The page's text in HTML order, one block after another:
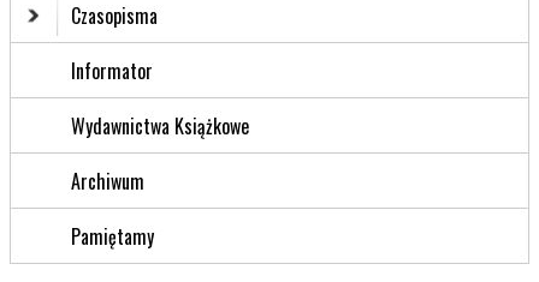
Czasopisma
Informator
Wydawnictwa Książkowe
Archiwum
Pamiętamy